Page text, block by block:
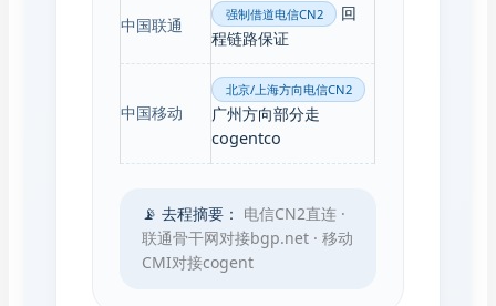
中国联通
强制借道电信CN2
回
程链路保证
中国移动
北京/上海方向电信CN2
广州方向部分走
cogentco
📡 去程摘要： 电信CN2直连 ·
联通骨干网对接bgp.net · 移动
CMI对接cogent